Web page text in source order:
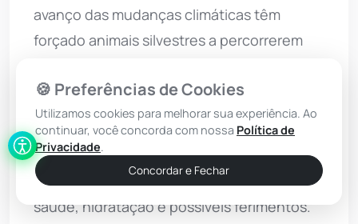
avanço das mudanças climáticas têm
forçado animais silvestres a percorrerem
sobrevivência, alimento e clima favorável.
Após o resgate bem-sucedido, o lobo-
guará passou por uma bateria de exames
no Cetas para verificar seu estado de
saúde, hidratação e possíveis ferimentos.
🍪 Preferências de Cookies
Utilizamos cookies para melhorar sua experiência. Ao
continuar, você concorda com nossa Política de
Privacidade.
Concordar e Fechar